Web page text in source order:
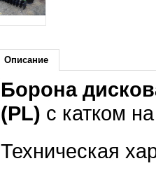
Описание
Борона
(PL) с катком
Техническая